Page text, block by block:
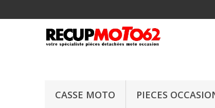
CASSE MOTO PIECES